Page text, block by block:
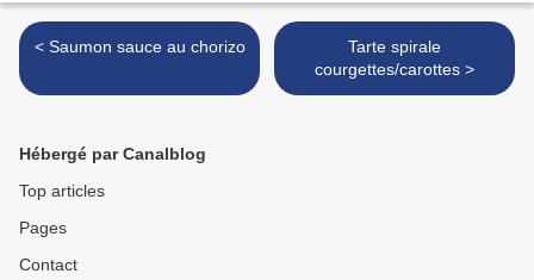
< Saumon sauce au chorizo
Tarte spirale
courgettes/carottes >
Hébergé par Canalblog
Top articles
Pages
Contact